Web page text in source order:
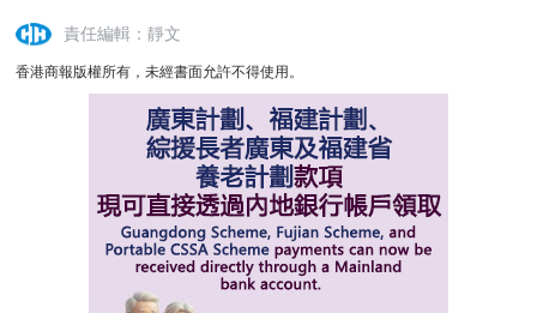
責任編輯：靜文
香港商報版權所有，未經書面允許不得使用。